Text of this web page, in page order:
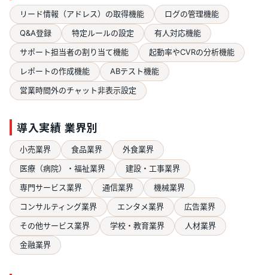
リード情報（アドレス）の取得機能
ログの管理機能
Q&A登録
特定ルールの設定
有人対応機能
サポート担当者の割り当て機能
起動率やCVRの分析機能
レポートの作成機能
ABテスト機能
営業時間外のチャット非表示設定
導入実績 業界別
小売業界 食品業界
外食業界
医療（病院）・福祉業界
建設・工事業界
専門サービス業界
通信業界
機械業界
コンサルティング業界
エンタメ業界
広告業界
その他サービス業界
学校・教育業界
人材業界
金融業界